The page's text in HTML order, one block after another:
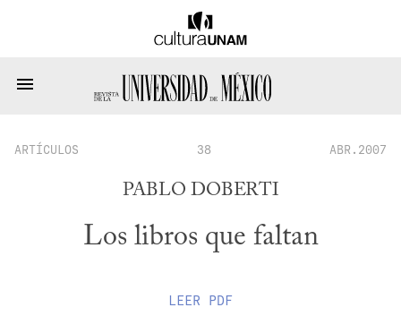
ARTÍCULOS 38 ABR.2007
PABLO DOBERTI
Los libros que faltan
LEER PDF